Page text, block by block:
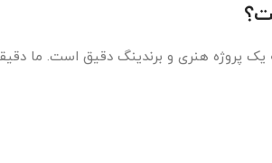
یک پروژه هنری و برندینگ دقیق است. ما